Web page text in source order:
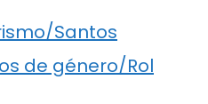
Santos
de género/Rol